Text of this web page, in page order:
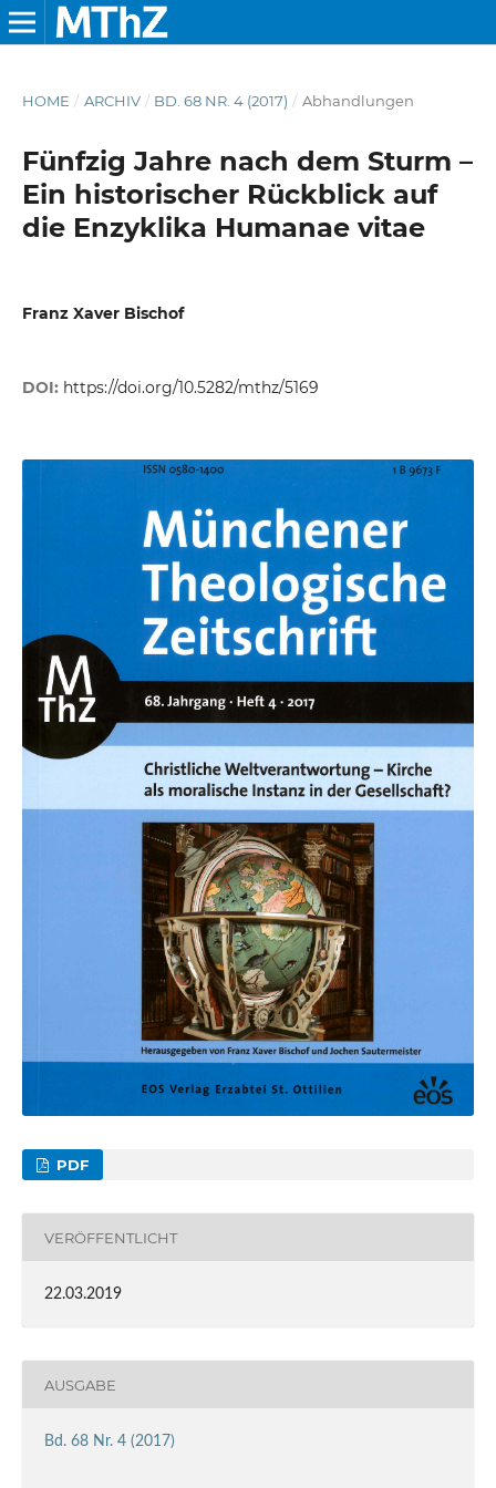
HOME / ARCHIV / BD. 68 NR. 4 (2017) / Abhandlungen
Fünfzig Jahre nach dem Sturm –
Ein historischer Rückblick auf
die Enzyklika Humanae vitae
Franz Xaver Bischof
DOI: https://doi.org/10.5282/mthz/5169
PDF
VERÖFFENTLICHT
22.03.2019
AUSGABE
Bd. 68 Nr. 4 (2017)